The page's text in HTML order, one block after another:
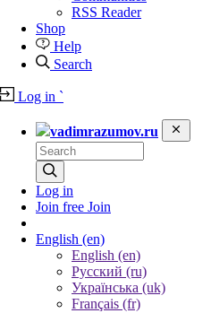
RSS Reader
Shop
Help
Search
Log in `
vadimrazumov.ru
Log in
Join free Join
English (en)
English (en)
Русский (ru)
Українська (uk)
Français (fr)